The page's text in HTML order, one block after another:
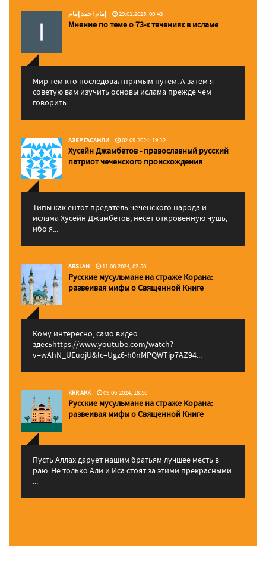
إمام احمد إمام 29.01.2025, 00:43
Мнение по теме о 73-х течениях в исламе
Мир тем кто последовал прямым путем. А затем я
советую вам изучить основы ислама прежде чем
говорить...
АЗЕР ГАСАНЛИ 02.09.2024, 19:12
Хусейн Джамбетов - православный русский
патриот чеченского происхождения
Типы как ентот предатель чеченского народа и
ислама Хусейн Джамбетов, несет откровенную чушь,
ибо я...
ARSLAN 11.06.2024, 02:50
Русские мусульмане на страже Корана:
pазвеивая мифы о Священной Книге
Кому интересно, само видео
здесьhttps://www.youtube.com/watch?
v=wAhN_UEuojU&lc=Ugz6-h0nMPQWTip7AZ94...
KRR AKK 09.06.2024, 18:56
Русские мусульмане на страже Корана:
pазвеивая мифы о Священной Книге
Пусть Аллах дарует нашим братьям лучшее месть в
раю. Не только Али и Иса стоят за этими прекрасными
...